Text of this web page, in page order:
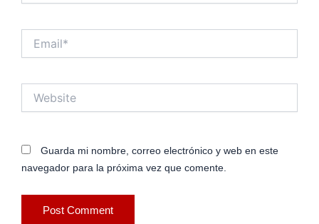
Guarda mi nombre, correo electrónico y web en este
navegador para la próxima vez que comente.